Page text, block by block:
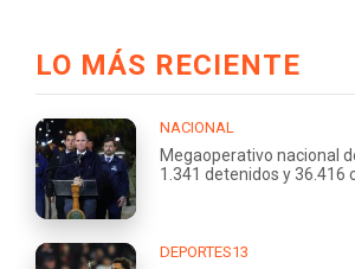
LO MÁS RECIENTE
NACIONAL
Megaoperativo nacional
1.341 detenidos y 36.416
DEPORTES13